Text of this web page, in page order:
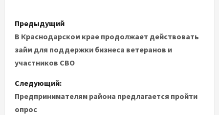
Н
а
в
и
г
Предыдущий
В Краснодарском крае продолжает действовать
займ для поддержки бизнеса ветеранов и
участников СВО
Следующий:
Предпринимателям района предлагается пройти
опрос